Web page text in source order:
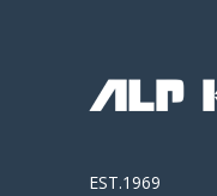
EST.1969